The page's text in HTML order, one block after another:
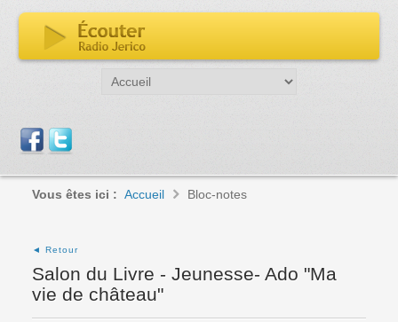
Vous êtes ici : Accueil Bloc-notes
◄ Retour
Salon du Livre - Jeunesse- Ado "Ma
vie de château"